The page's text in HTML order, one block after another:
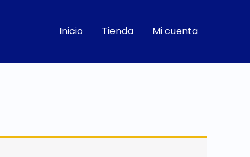
Inicio Tienda Mi cuenta